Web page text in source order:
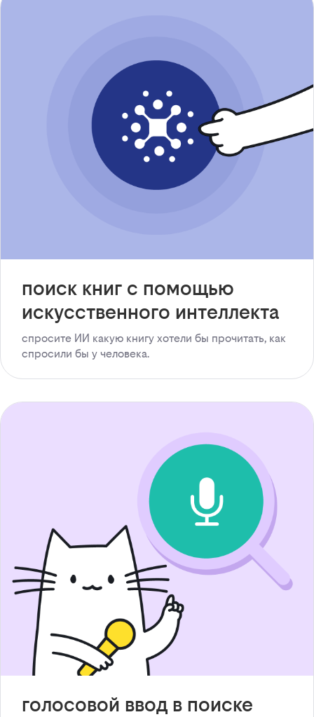
поиск книг с помощью
искусственного интеллекта
спросите ИИ какую книгу хотели бы прочитать, как
спросили бы у человека.
голосовой ввод в поиске